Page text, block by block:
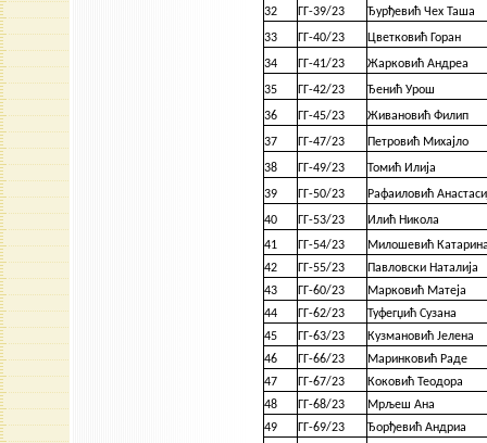
32
ГГ-39/23
Ђурђевић Чех Таша
33
ГГ-40/23
Цветковић Горан
34
ГГ-41/23
Жарковић Андреа
35
ГГ-42/23
Ђенић Урош
36
ГГ-45/23
Живановић Филип
37
ГГ-47/23
Петровић Михајло
38
ГГ-49/23
Томић Илија
39
ГГ-50/23
Рафаиловић
40
ГГ-53/23
Илић Никола
41
ГГ-54/23
Милошевић
42
ГГ-55/23
Павловски Наталија
43
ГГ-60/23
Марковић Матеја
44
ГГ-62/23
Туфегџић Сузана
45
ГГ-63/23
Кузмановић Јелена
46
ГГ-66/23
Маринковић Раде
47
ГГ-67/23
Коковић Теодора
48
ГГ-68/23
Мрљеш Ана
49
ГГ-69/23
Ђорђевић Андриа